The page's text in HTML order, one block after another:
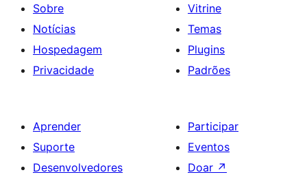
Sobre
Notícias
Hospedagem
Privacidade
Vitrine
Temas
Plugins
Padrões
Aprender
Suporte
Desenvolvedores
Participar
Eventos
Doar ↗